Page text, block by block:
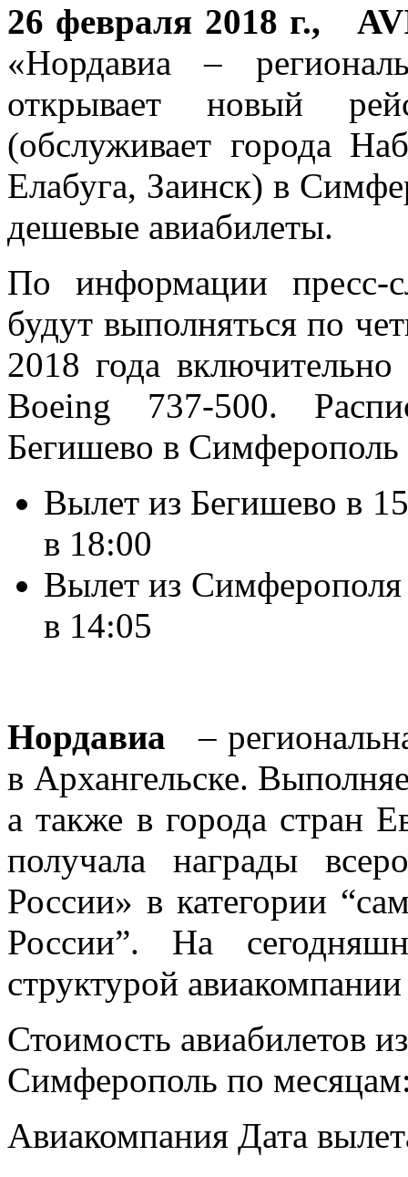
26 фeврaля 2018 г.,
«Нoрдaвиa –
открывает новый
(обслуживает города
Елабуга, Заинск) в
дешевые авиабилеты.
По информации пресс-
будут выполняться по
2018 года
Boeing 737-500.
Бегишево в
Вылет из Бегишево в
в 18:00
Вылет из
в 14:05
Нордавиа –
в Архангельске.
а также в города стран
получала награды
России» в категории
России”. На
структурой
Стоимость авиабилетов
Симферополь по
Авиакомпания Дата